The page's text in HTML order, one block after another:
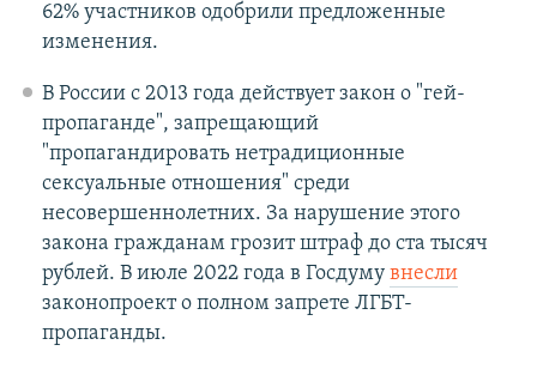
62% участников одобрили предложенные
изменения.
В России с 2013 года действует закон о "гей-
пропаганде", запрещающий
"пропагандировать нетрадиционные
сексуальные отношения" среди
несовершеннолетних. За нарушение этого
закона гражданам грозит штраф до ста тысяч
рублей. В июле 2022 года в Госдуму внесли
законопроект о полном запрете ЛГБТ-
пропаганды.